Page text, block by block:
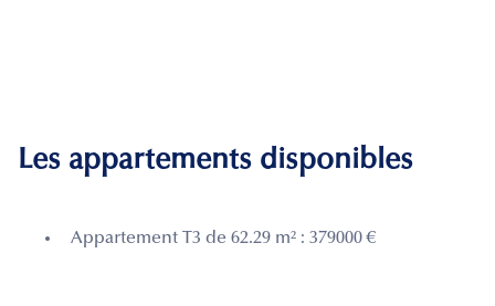
Les appartements disponibles
Appartement T3 de 62.29 m² : 379000 €